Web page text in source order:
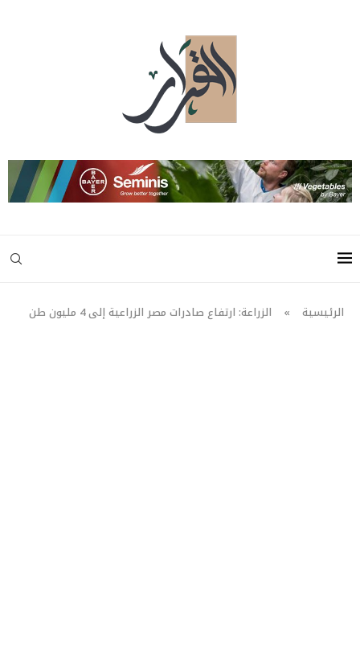
الرئيسية » الزراعة: ارتفاع صادرات مصر الزراعية إلى 4 مليون طن